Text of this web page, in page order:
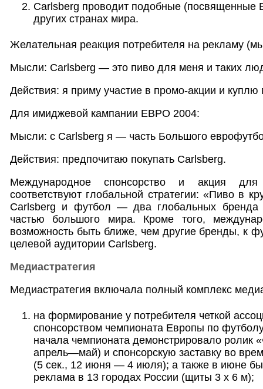
Carlsberg проводит подобные (посвященные
других странах мира.
Желательная реакция потребителя на рекламу
Мысли: Carlsberg — это пиво для меня и таких
Действия: я приму участие в промо-акции и куплю
Для имиджевой кампании ЕВРО 2004:
Мысли: с Carlsberg я — часть Большого
Действия: предпочитаю покупать Carlsberg.
Международное спонсорство и акция для
соответствуют глобальной стратегии: «Пиво в
Carlsberg и футбол — два глобальных
частью большого мира. Кроме того,
возможность быть ближе, чем другие бренды, к
целевой аудитории Carlsberg.
Медиастратегия
Медиастратегия включала полный комплекс
на формирование у потребителя четкой
спонсорством чемпионата Европы по
начала чемпионата демонстрировало ролик
апрель—май) и спонсорскую заставку во
(5 сек., 12 июня — 4 июля); а также в июне
реклама в 13 городах России (щиты 3 х 6 м);